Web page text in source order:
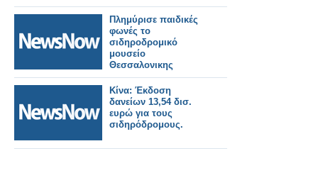
Πλημύρισε παιδικές
φωνές το
σιδηροδρομικό
μουσείο
Θεσσαλονικης
Κίνα: Έκδοση
δανείων 13,54 δισ.
ευρώ για τους
σιδηρόδρομους.